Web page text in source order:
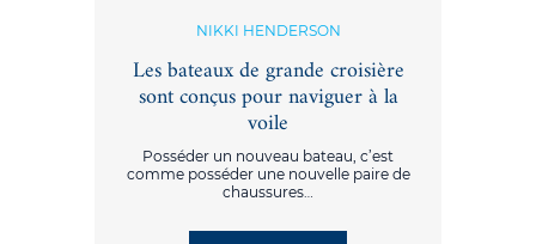
NIKKI HENDERSON
Les bateaux de grande croisière
sont conçus pour naviguer à la
voile
Posséder un nouveau bateau, c’est
comme posséder une nouvelle paire de
chaussures…